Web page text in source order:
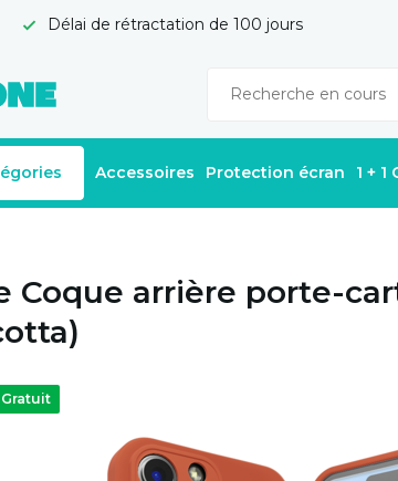
Délai de rétractation de 100 jours
Accessoires Protection écran 1 + 1
Coque arrière porte-
Gratuit